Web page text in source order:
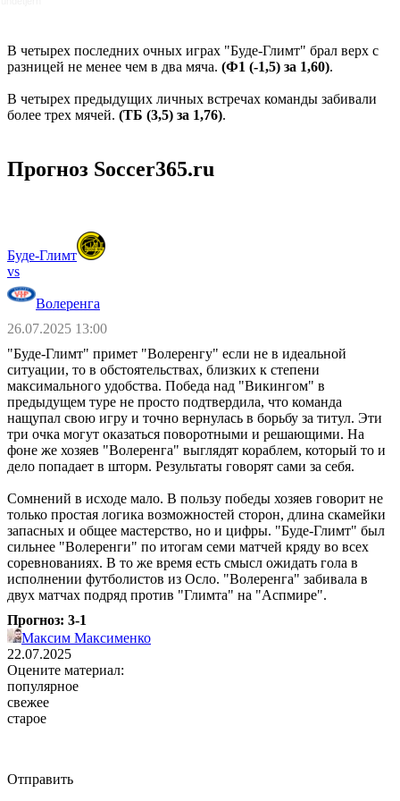
В четырех последних очных играх "Буде-Глимт" брал верх с
разницей не менее чем в два мяча. (Ф1 (-1,5) за 1,60).
В четырех предыдущих личных встречах команды забивали
более трех мячей. (ТБ (3,5) за 1,76).
Прогноз Soccer365.ru
Буде-Глимт
vs
Волеренга
26.07.2025 13:00
"Буде-Глимт" примет "Волеренгу" если не в идеальной
ситуации, то в обстоятельствах, близких к степени
максимального удобства. Победа над "Викингом" в
предыдущем туре не просто подтвердила, что команда
нащупал свою игру и точно вернулась в борьбу за титул. Эти
три очка могут оказаться поворотными и решающими. На
фоне же хозяев "Волеренга" выглядят кораблем, который то и
дело попадает в шторм. Результаты говорят сами за себя.
Сомнений в исходе мало. В пользу победы хозяев говорит не
только простая логика возможностей сторон, длина скамейки
запасных и общее мастерство, но и цифры. "Буде-Глимт" был
сильнее "Волеренги" по итогам семи матчей кряду во всех
соревнованиях. В то же время есть смысл ожидать гола в
исполнении футболистов из Осло. "Волеренга" забивала в
двух матчах подряд против "Глимта" на "Аспмире".
Прогноз: 3-1
Максим Максименко
22.07.2025
Оцените материал:
популярное
свежее
старое
Отправить